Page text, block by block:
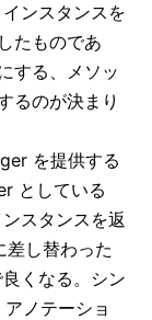
ンスタンスを
たものであ
する、メソッ
るのが決まり
を提供する
としている
スタンスを返
し替わった
くなる。シン
アノテーショ